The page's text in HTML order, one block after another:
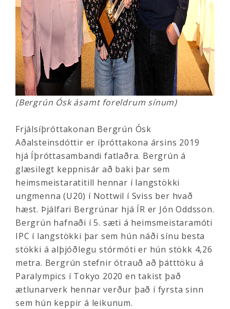
(Bergrún Ósk ásamt foreldrum sínum)
Frjálsíþróttakonan Bergrún Ósk
Aðalsteinsdóttir er íþróttakona ársins 2019
hjá Íþróttasambandi fatlaðra. Bergrún á
glæsilegt keppnisár að baki þar sem
heimsmeistaratitill hennar í langstökki
ungmenna (U20) í Nottwil í Sviss ber hvað
hæst. Þjálfari Bergrúnar hjá ÍR er Jón Oddsson.
Bergrún hafnaði í 5. sæti á heimsmeistaramóti
IPC í langstökki þar sem hún náði sínu besta
stökki á alþjóðlegu stórmóti er hún stökk 4,26
metra. Bergrún stefnir ótrauð að þátttöku á
Paralympics í Tokyo 2020 en takist það
ætlunarverk hennar verður það í fyrsta sinn
sem hún keppir á leikunum.